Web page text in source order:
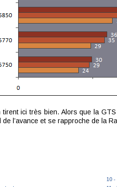
tirent ici très bien. Alors que la
l’avance et se rapproche de la
10